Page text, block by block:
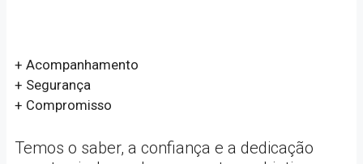
+ Acompanhamento
+ Segurança
+ Compromisso
Temos o saber, a confiança e a dedicação